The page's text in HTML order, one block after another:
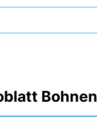
Bohnen